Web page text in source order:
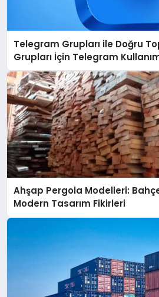
Telegram Grupları ile Doğru
Grupları İçin Telegram
Ahşap Pergola Modelleri:
Modern Tasarım Fikirleri